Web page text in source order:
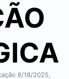
8/18/2025,